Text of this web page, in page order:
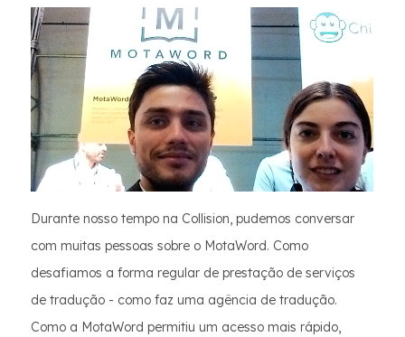
Durante nosso tempo na Collision, pudemos conversar
com muitas pessoas sobre o MotaWord. Como
desafiamos a forma regular de prestação de serviços
de tradução - como faz uma agência de tradução.
Como a MotaWord permitiu um acesso mais rápido,